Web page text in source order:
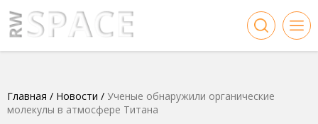
Главная / Новости / Ученые обнаружили органические
молекулы в атмосфере Титана